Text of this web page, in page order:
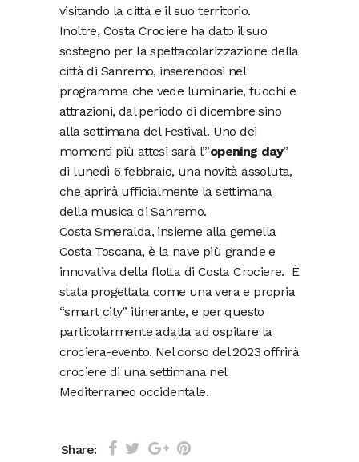
visitando la città e il suo territorio.
Inoltre, Costa Crociere ha dato il suo
sostegno per la spettacolarizzazione della
città di Sanremo, inserendosi nel
programma che vede luminarie, fuochi e
attrazioni, dal periodo di dicembre sino
alla settimana del Festival. Uno dei
momenti più attesi sarà l’”opening day”
di lunedì 6 febbraio, una novità assoluta,
che aprirà ufficialmente la settimana
della musica di Sanremo.
Costa Smeralda, insieme alla gemella
Costa Toscana, è la nave più grande e
innovativa della flotta di Costa Crociere. È
stata progettata come una vera e propria
“smart city” itinerante, e per questo
particolarmente adatta ad ospitare la
crociera-evento. Nel corso del 2023 offrirà
crociere di una settimana nel
Mediterraneo occidentale.
Share: